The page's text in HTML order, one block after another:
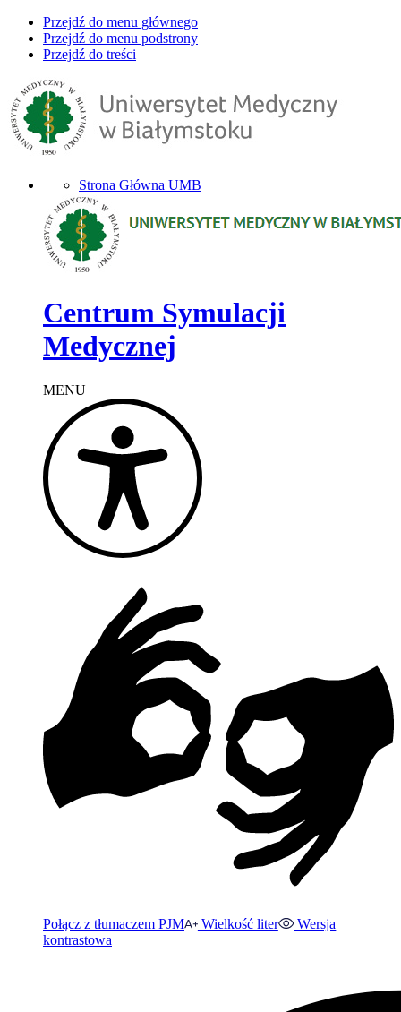
Przejdź do menu głównego
Przejdź do menu podstrony
Przejdź do treści
Strona Główna UMB
Centrum Symulacji
Medycznej
MENU
Połącz z tłumaczem PJM Wielkość liter
Wersja
kontrastowa